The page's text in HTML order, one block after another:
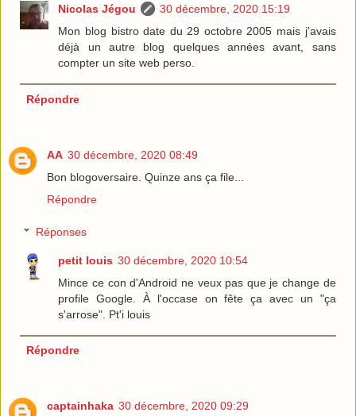
Nicolas Jégou
30 décembre, 2020 15:19
Mon blog bistro date du 29 octobre 2005 mais j'avais
déjà un autre blog quelques années avant, sans
compter un site web perso.
Répondre
AA 30 décembre, 2020 08:49
Bon blogoversaire. Quinze ans ça file...
Répondre
Réponses
petit louis 30 décembre, 2020 10:54
Mince ce con d'Android ne veux pas que je change de
profile Google. À l'occase on fête ça avec un "ça
s'arrose". Pt'i louis
Répondre
captainhaka 30 décembre, 2020 09:29